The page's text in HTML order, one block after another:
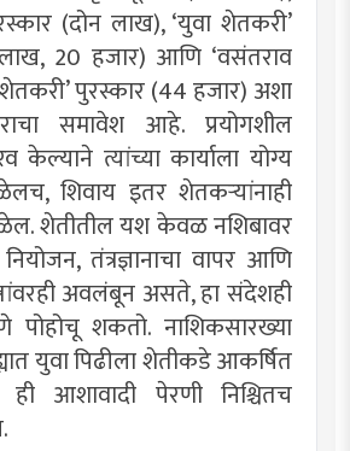
(दोन लाख), ‌‘युवा शेतकरी‌’
20 हजार) आणि ‌‘वसंतराव
पुरस्कार (44 हजार) अशा
समावेश आहे. प्रयोगशील
केल्याने त्यांच्या कार्याला योग्य
शिवाय इतर शेतकऱ्यांनाही
शेतीतील यश केवळ नशिबावर
तंत्रज्ञानाचा वापर आणि
अवलंबून असते, हा संदेशही
पोहोचू शकतो. नाशिकसारख्या
युवा पिढीला शेतीकडे आकर्षित
ही आशावादी पेरणी निश्चितच